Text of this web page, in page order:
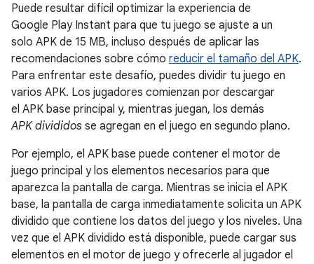
Puede resultar difícil optimizar la experiencia de
Google Play Instant para que tu juego se ajuste a un
solo APK de 15 MB, incluso después de aplicar las
recomendaciones sobre cómo reducir el tamaño del APK.
Para enfrentar este desafío, puedes dividir tu juego en
varios APK. Los jugadores comienzan por descargar
el APK base principal y, mientras juegan, los demás
APK divididos se agregan en el juego en segundo plano.
Por ejemplo, el APK base puede contener el motor de
juego principal y los elementos necesarios para que
aparezca la pantalla de carga. Mientras se inicia el APK
base, la pantalla de carga inmediatamente solicita un APK
dividido que contiene los datos del juego y los niveles. Una
vez que el APK dividido está disponible, puede cargar sus
elementos en el motor de juego y ofrecerle al jugador el